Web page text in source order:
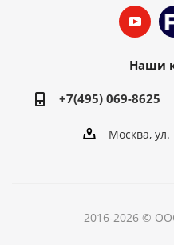
Наши
+7(495) 069-8625
Москва, ул.
2016-2026 ©